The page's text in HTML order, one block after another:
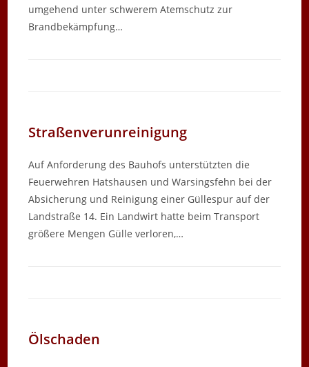
umgehend unter schwerem Atemschutz zur
Brandbekämpfung…
Straßenverunreinigung
Auf Anforderung des Bauhofs unterstützten die
Feuerwehren Hatshausen und Warsingsfehn bei der
Absicherung und Reinigung einer Güllespur auf der
Landstraße 14. Ein Landwirt hatte beim Transport
größere Mengen Gülle verloren,…
Ölschaden